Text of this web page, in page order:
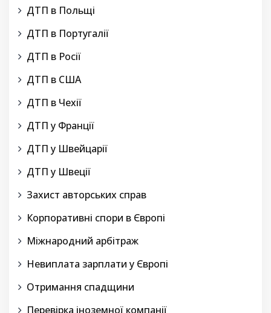
ДТП в Польщі
ДТП в Португалії
ДТП в Росії
ДТП в США
ДТП в Чехії
ДТП у Франції
ДТП у Швейцарії
ДТП у Швеції
Захист авторських справ
Корпоративні спори в Європі
Міжнародний арбітраж
Невиплата зарплати у Європі
Отримання спадщини
Перевірка іноземної компанії